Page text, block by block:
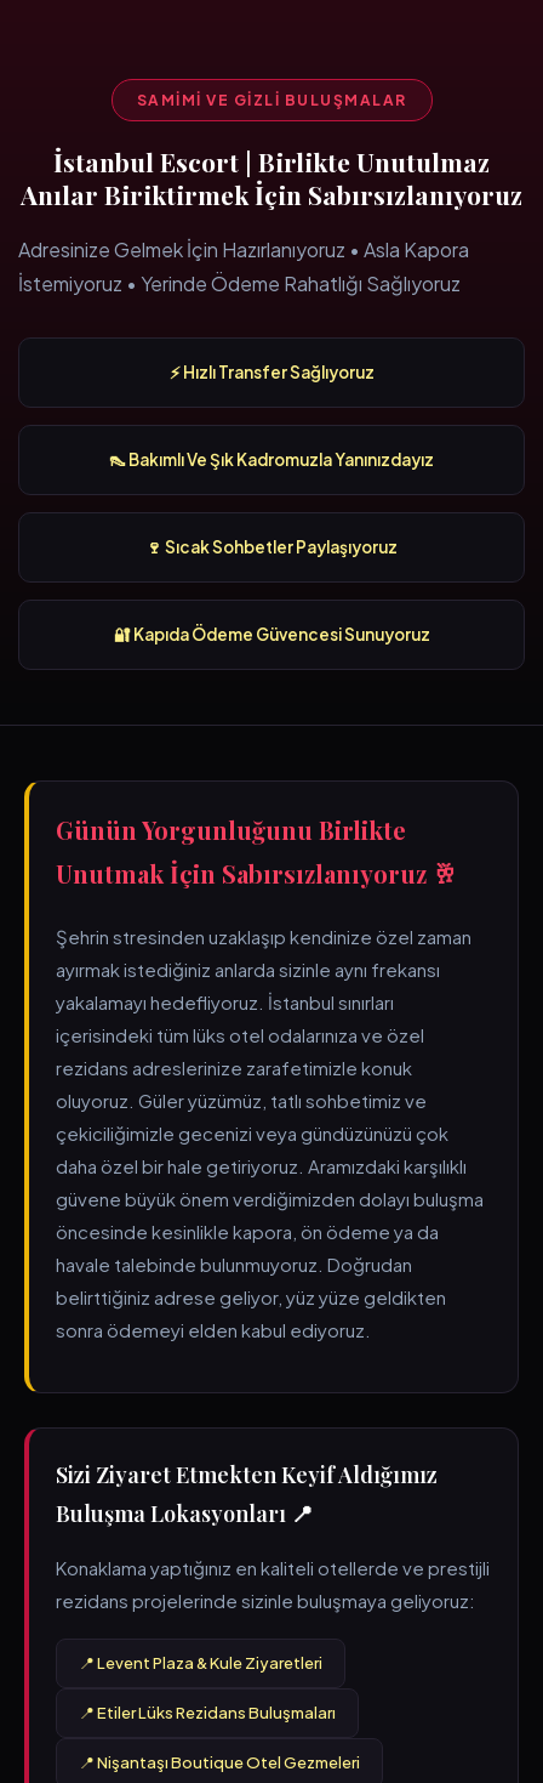
SAMIMI VE GIZLI BULUŞMALAR
İstanbul Escort | Birlikte Unutulmaz
Anılar Biriktirmek İçin Sabırsızlanıyoruz
Adresinize Gelmek İçin Hazırlanıyoruz • Asla Kapora
İstemiyoruz • Yerinde Ödeme Rahatlığı Sağlıyoruz
⚡ Hızlı Transfer Sağlıyoruz
👠 Bakımlı Ve Şık Kadromuzla Yanınızdayız
🍷 Sıcak Sohbetler Paylaşıyoruz
🔐 Kapıda Ödeme Güvencesi Sunuyoruz
Günün Yorgunluğunu Birlikte
Unutmak İçin Sabırsızlanıyoruz 🥂
Şehrin stresinden uzaklaşıp kendinize özel zaman
ayırmak istediğiniz anlarda sizinle aynı frekansı
yakalamayı hedefliyoruz. İstanbul sınırları
içerisindeki tüm lüks otel odalarınıza ve özel
rezidans adreslerinize zarafetimizle konuk
oluyoruz. Güler yüzümüz, tatlı sohbetimiz ve
çekiciliğimizle gecenizi veya gündüzünüzü çok
daha özel bir hale getiriyoruz. Aramızdaki karşılıklı
güvene büyük önem verdiğimizden dolayı buluşma
öncesinde kesinlikle kapora, ön ödeme ya da
havale talebinde bulunmuyoruz. Doğrudan
belirttiğiniz adrese geliyor, yüz yüze geldikten
sonra ödemeyi elden kabul ediyoruz.
Sizi Ziyaret Etmekten Keyif Aldığımız
Buluşma Lokasyonları 📍
Konaklama yaptığınız en kaliteli otellerde ve prestijli
rezidans projelerinde sizinle buluşmaya geliyoruz:
📍 Levent Plaza & Kule Ziyaretleri
📍 Etiler Lüks Rezidans Buluşmaları
📍 Nişantaşı Boutique Otel Gezmeleri